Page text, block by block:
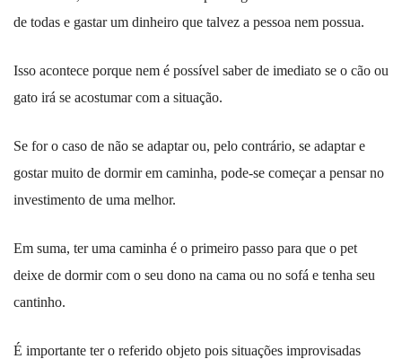
de todas e gastar um dinheiro que talvez a pessoa nem possua.
Isso acontece porque nem é possível saber de imediato se o cão ou
gato irá se acostumar com a situação.
Se for o caso de não se adaptar ou, pelo contrário, se adaptar e
gostar muito de dormir em caminha, pode-se começar a pensar no
investimento de uma melhor.
Em suma, ter uma caminha é o primeiro passo para que o pet
deixe de dormir com o seu dono na cama ou no sofá e tenha seu
cantinho.
É importante ter o referido objeto pois situações improvisadas